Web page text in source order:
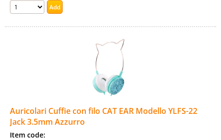
Auricolari Cuffie con filo CAT EAR Modello YLFS-22
Jack 3.5mm Azzurro
Item code: